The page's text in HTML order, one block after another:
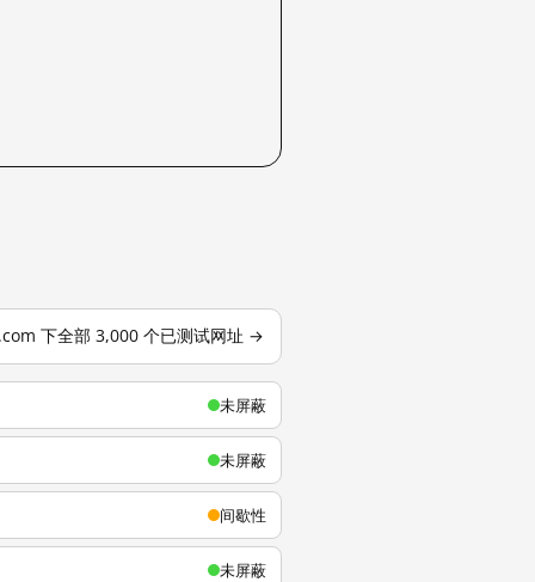
下全部 3,000 个已测试网址 →
未屏蔽
未屏蔽
间歇性
未屏蔽